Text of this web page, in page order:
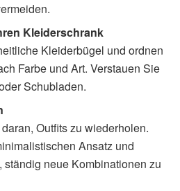
Kleiderschrank
Kleiderbügel und ordnen
Farbe und Art. Verstauen Sie
Schubladen.
Outfits zu wiederholen.
Ansatz und
ständig neue Kombinationen zu